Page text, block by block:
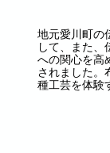
地元愛川町の
して、また
への関心を高
されました。
種工芸を体験